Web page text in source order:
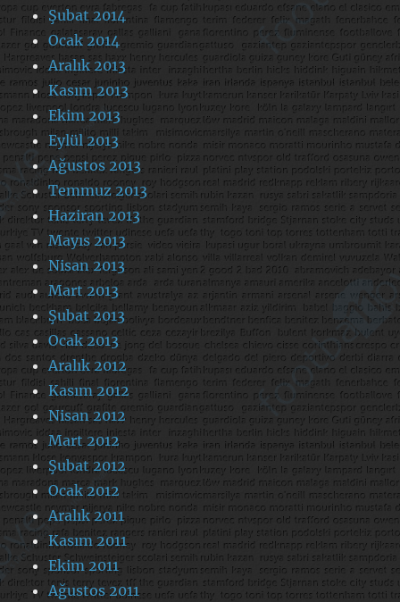
Şubat 2014
Ocak 2014
Aralık 2013
Kasım 2013
Ekim 2013
Eylül 2013
Ağustos 2013
Temmuz 2013
Haziran 2013
Mayıs 2013
Nisan 2013
Mart 2013
Şubat 2013
Ocak 2013
Aralık 2012
Kasım 2012
Nisan 2012
Mart 2012
Şubat 2012
Ocak 2012
Aralık 2011
Kasım 2011
Ekim 2011
Ağustos 2011